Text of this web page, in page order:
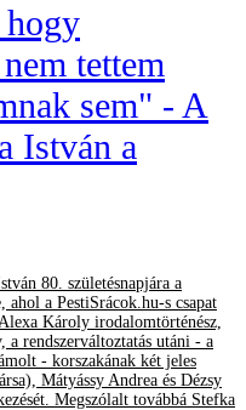
tettem
sem" - A
István a
80. születésnapjára a
ahol a PestiSrácok.hu-s csapat
Károly irodalomtörténész,
rendszerváltoztatás utáni - a
- korszakának két jeles
Mátyássy Andrea és Dézsy
Megszólalt továbbá Stefka